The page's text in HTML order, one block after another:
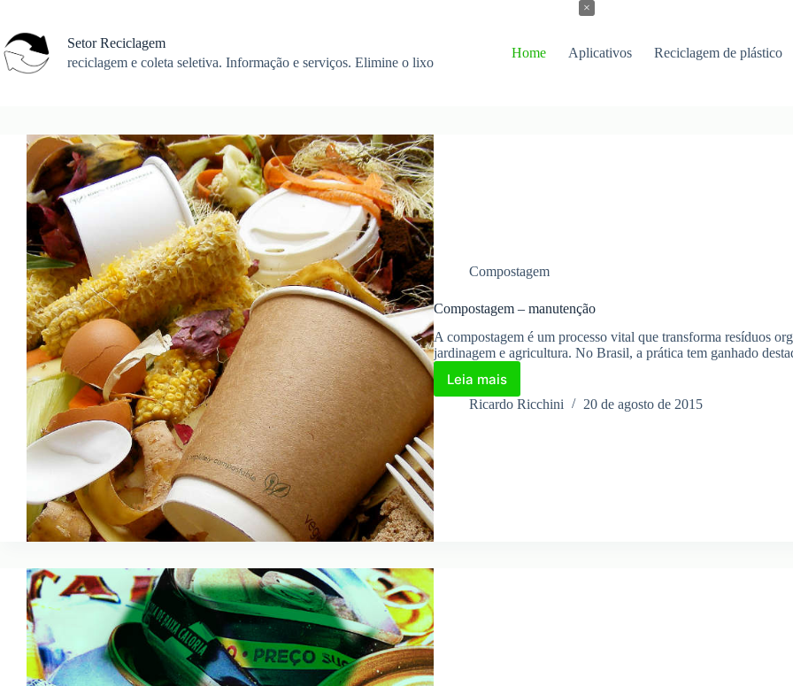
conteúdo
Setor Reciclagem
reciclagem e coleta seletiva. Informação e serviços. Elimine o lixo
Home Aplicativos Reciclagem de plástico
Compostagem
Compostagem – manutenção
A compostagem é um processo vital que transforma resíduos
jardinagem e agricultura. No Brasil, a prática tem ganhado
Leia maisCompostagem
–
Ricardo Ricchini 20 de agosto de 2015
×